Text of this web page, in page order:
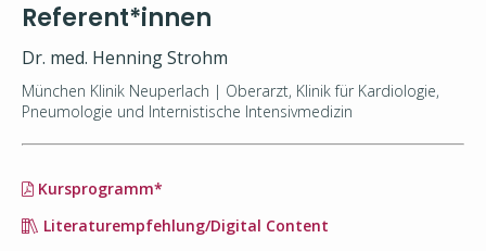
Referent*innen
Dr. med. Henning Strohm
München Klinik Neuperlach | Oberarzt, Klinik für Kardiologie,
Pneumologie und Internistische Intensivmedizin
Kursprogramm*
Literaturempfehlung/Digital Content